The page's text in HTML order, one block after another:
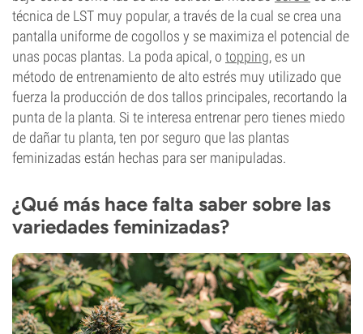
técnica de LST muy popular, a través de la cual se crea una
pantalla uniforme de cogollos y se maximiza el potencial de
unas pocas plantas. La poda apical, o topping, es un
método de entrenamiento de alto estrés muy utilizado que
fuerza la producción de dos tallos principales, recortando la
punta de la planta. Si te interesa entrenar pero tienes miedo
de dañar tu planta, ten por seguro que las plantas
feminizadas están hechas para ser manipuladas.
¿Qué más hace falta saber sobre las
variedades feminizadas?